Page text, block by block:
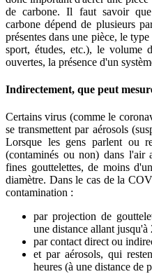
de carbone. Il faut savoir
carbone dépend de plusieurs
présentes dans une pièce, le
sport, études, etc.), le volume
ouvertes, la présence d'un
Indirectement, que peut
Certains virus (comme le
se transmettent par aérosols
Lorsque les gens parlent ou
(contaminés ou non) dans l'air
fines gouttelettes, de moins
diamètre. Dans le cas de la
contamination :
par projection de
une distance allant jusqu'à
par contact direct ou
et par aérosols, qui
heures (à une distance de